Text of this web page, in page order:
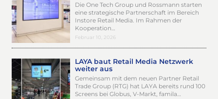
Die One Tech Group und Rossmann starten
eine strategische Partnerschaft im Bereich
Instore Retail Media. Im Rahmen der
Kooperation…
Februar 10, 2026
LAYA baut Retail Media Netzwerk
weiter aus
Gemeinsam mit dem neuen Partner Retail
Trade Group (RTG) hat LAYA bereits rund 100
Screens bei Globus, V-Markt, famila…